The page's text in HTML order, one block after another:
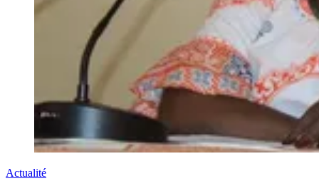
Actualité